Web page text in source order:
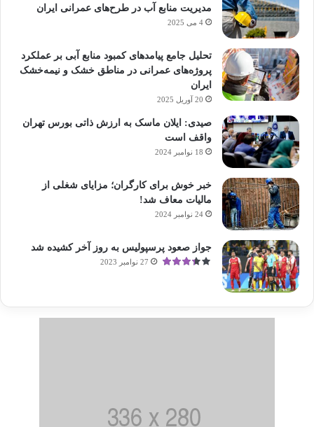
مدیریت منابع آب در طرح‌های عمرانی ایران
4 می 2025
تحلیل جامع پیامدهای کمبود منابع آبی بر عملکرد
پروژه‌های عمرانی در مناطق خشک و نیمه‌خشک
ایران
20 آوریل 2025
صیدی: ایلان ماسک به ارزش ذاتی بورس تهران
واقف است
18 نوامبر 2024
خبر خوش برای کارگران؛ مزایای شغلی از
مالیات معاف شد!
24 نوامبر 2024
جواز صعود پرسپولیس به روز آخر کشیده شد
27 نوامبر 2023